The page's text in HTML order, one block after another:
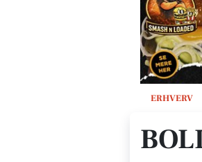
ERHVERV
Bolig -